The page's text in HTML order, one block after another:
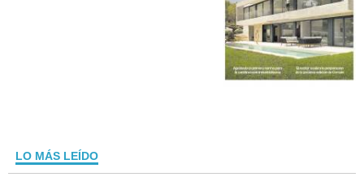
LO MÁS LEÍDO